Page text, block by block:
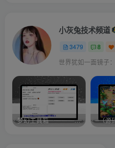
小灰兔技术频道
3479 8
梦幻工具箱————-免费